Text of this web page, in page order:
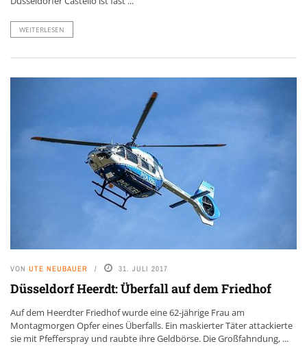
WEITERLESEN
VON UTE NEUBAUER 31. JULI 2017
Düsseldorf Heerdt: Überfall auf dem Friedhof
Auf dem Heerdter Friedhof wurde eine 62-jährige Frau am
Montagmorgen Opfer eines Überfalls. Ein maskierter Täter attackierte
sie mit Pfefferspray und raubte ihre Geldbörse. Die Großfahndung, ...